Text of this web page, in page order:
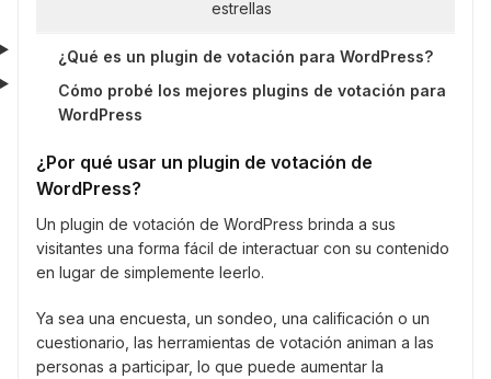
estrellas
¿Qué es un plugin de votación para WordPress?
Cómo probé los mejores plugins de votación para
WordPress
¿Por qué usar un plugin de votación de
WordPress?
Un plugin de votación de WordPress brinda a sus
visitantes una forma fácil de interactuar con su contenido
en lugar de simplemente leerlo.
Ya sea una encuesta, un sondeo, una calificación o un
cuestionario, las herramientas de votación animan a las
personas a participar, lo que puede aumentar la